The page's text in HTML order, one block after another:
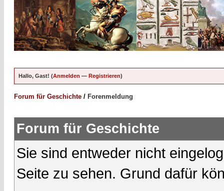
Hallo, Gast! (Anmelden — Registrieren)
Forum für Geschichte / Forenmeldung
Forum für Geschichte
Sie sind entweder nicht
Seite zu sehen. Grund dafür